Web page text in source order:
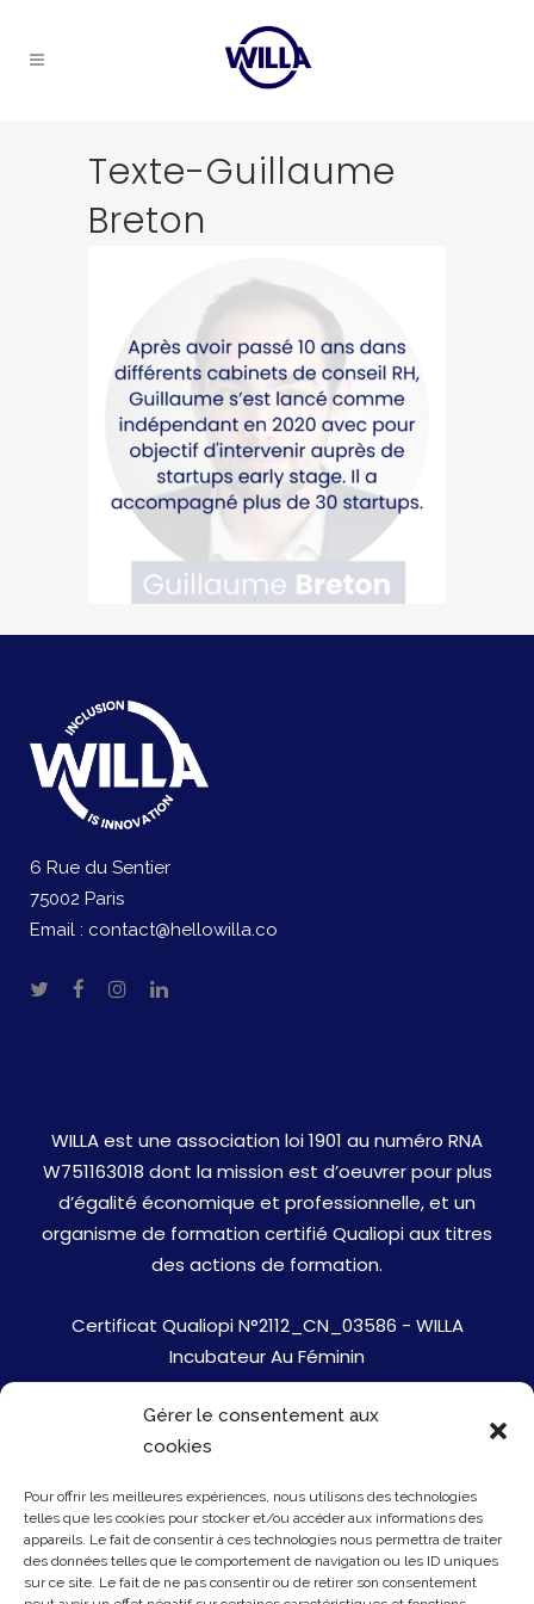
Gérer le consentement aux
cookies
Pour offrir les meilleures expériences, nous utilisons des technologies
telles que les cookies pour stocker et/ou accéder aux informations des
appareils. Le fait de consentir à ces technologies nous permettra de traiter
des données telles que le comportement de navigation ou les ID uniques
sur ce site. Le fait de ne pas consentir ou de retirer son consentement
Texte-Guillaume
Breton
6 Rue du Sentier
75002 Paris
Email : contact@hellowilla.co
WILLA est une association loi 1901 au numéro RNA
W751163018 dont la mission est d’oeuvrer pour plus
d’égalité économique et professionnelle, et un
organisme de formation certifié Qualiopi aux titres
des actions de formation.
Certificat Qualiopi N°2112_CN_03586 - WILLA
Incubateur Au Féminin
Jobs
Mentions Légales
Politique de cookies
Presse